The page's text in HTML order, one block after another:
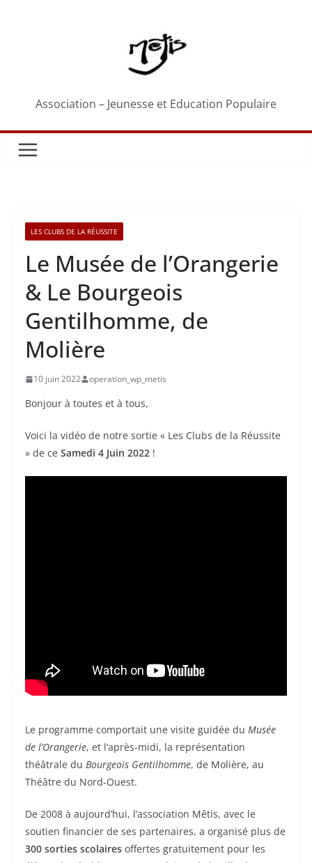
Association – Jeunesse et Education Populaire
LES CLUBS DE LA RÉUSSITE
Le Musée de l’Orangerie
& Le Bourgeois
Gentilhomme, de
Molière
10 juin 2022 operation_wp_metis
Bonjour à toutes et à tous,
Voici la vidéo de notre sortie « Les Clubs de la Réussite
» de ce Samedi 4 Juin 2022 !
Le programme comportait une visite guidée du Musée
de l’Orangerie, et l’après-midi, la représentation
théâtrale du Bourgeois Gentilhomme, de Molière, au
Théâtre du Nord-Ouest.
De 2008 à aujourd’hui, l’association Mêtis, avec le
soutien financier de ses partenaires, a organisé plus de
300 sorties scolaires offertes gratuitement pour les